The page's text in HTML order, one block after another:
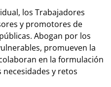
los Trabajadores
y promotores de
Abogan por los
promueven la
en la formulación
y retos